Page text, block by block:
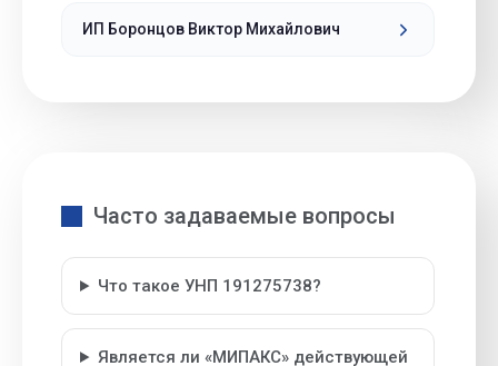
ИП Боронцов Виктор Михайлович
Часто задаваемые вопросы
Что такое УНП 191275738?
Является ли «МИПАКС» действующей